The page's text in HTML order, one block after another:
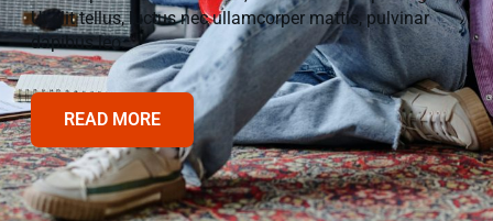
Ut elit tellus, luctus nec ullamcorper mattis, pulvinar
dapibus leo.
READ MORE